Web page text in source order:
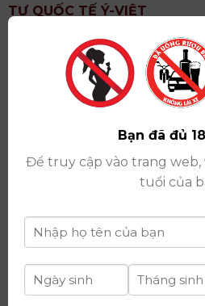
TƯ QUỐC TẾ Ý-VIỆT
: Khu 6, Xã Hoài Đức,
Showroom: Số 09 Phố Liễu
Thành Phố Hà Nội
Giấy ĐKKD số: 0102751615
Phố Hà Nội cấp lần đầu ngày
thay đổi lần thứ 17 ngày 06/08/
Giấy phép Phân Phối Rượu
Công Thương cấp ngày 14/11/
Ngân hàng:Ngân hàng
Việt Nam (BIDV)
tư quốc tế Ý-Việt
Bạn đã đủ
Để truy cập vào trang
tuổi của